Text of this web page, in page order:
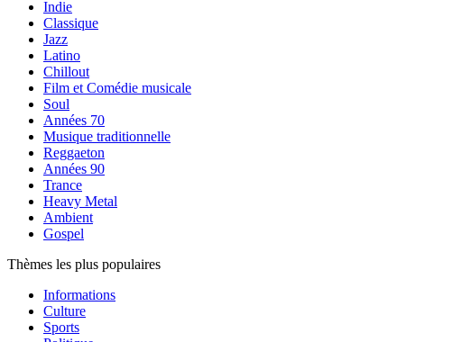
Indie
Classique
Jazz
Latino
Chillout
Film et Comédie musicale
Soul
Années 70
Musique traditionnelle
Reggaeton
Années 90
Trance
Heavy Metal
Ambient
Gospel
Thèmes les plus populaires
Informations
Culture
Sports